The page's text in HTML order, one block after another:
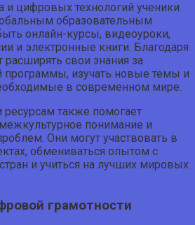
цифровых технологий ученики
образовательным
онлайн-курсы, видеоуроки,
и электронные книги. Благодаря
расширять свои знания за
изучать новые темы и
в современном мире.
также помогает
понимание и
Они могут участвовать в
обмениваться опытом с
и учиться на лучших мировых
грамотности